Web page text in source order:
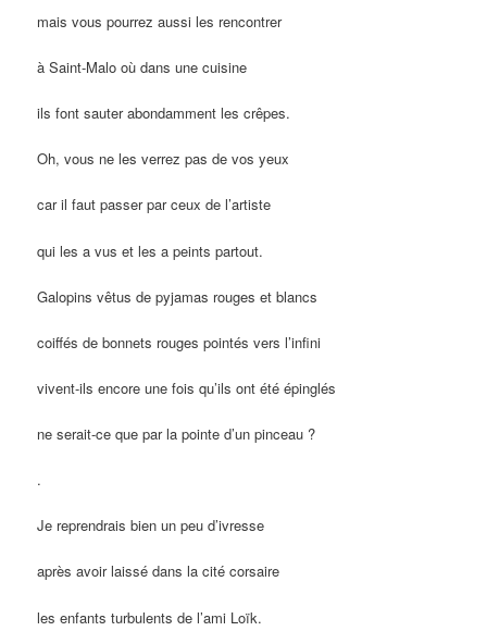
mais vous pourrez aussi les rencontrer
à Saint-Malo où dans une cuisine
ils font sauter abondamment les crêpes.
Oh, vous ne les verrez pas de vos yeux
car il faut passer par ceux de l’artiste
qui les a vus et les a peints partout.
Galopins vêtus de pyjamas rouges et blancs
coiffés de bonnets rouges pointés vers l’infini
vivent-ils encore une fois qu’ils ont été épinglés
ne serait-ce que par la pointe d’un pinceau ?
.
Je reprendrais bien un peu d’ivresse
après avoir laissé dans la cité corsaire
les enfants turbulents de l’ami Loïk.